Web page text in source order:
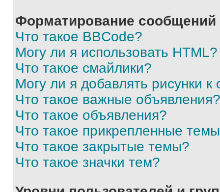
Форматирование
Что такое BBCode?
Могу ли я использовать HTML?
Что такое смайлики?
Могу ли я добавлять рисунки
Что такое важные объявления?
Что такое объявления?
Что такое прикрепленные
Что такое закрытые темы?
Что такое значки тем?